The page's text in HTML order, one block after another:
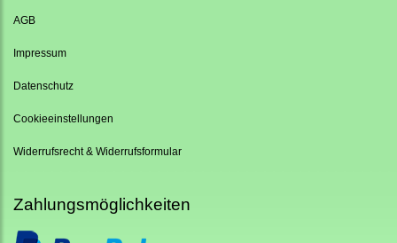
AGB
Impressum
Datenschutz
Cookieeinstellungen
Widerrufsrecht & Widerrufsformular
Zahlungsmöglichkeiten